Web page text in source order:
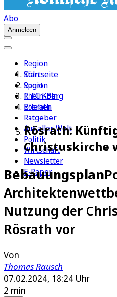
Abo
Anmelden
Region
Köln
Sport
1. FC Köln
Erleben
Ratgeber
Aus aller Welt
Politik
Wirtschaft
Newsletter
E-Paper
Startseite
Region
Rhein-Berg
Rösrath
Rösrath:
Christuskirche
Bebauungsplan
Nutzung der
Rösrath vor
Von
Thomas Rausch
07.02.2024, 18:24 Uhr
2 min